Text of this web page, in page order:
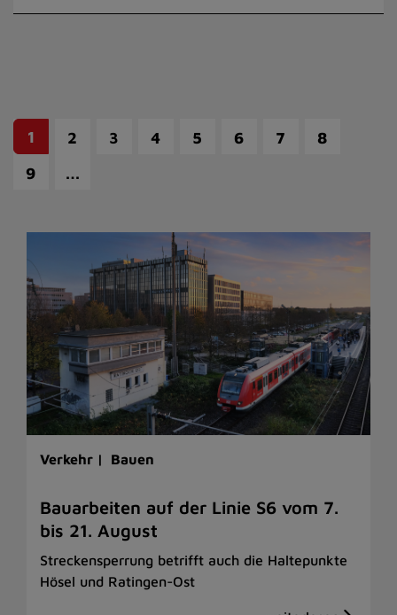
1 2 3 4 5 6 7
8
9
…
Verkehr | Bauen
Bauarbeiten auf der Linie S6 vom 7.
bis 21. August
Streckensperrung betrifft auch die Haltepunkte
Hösel und Ratingen-Ost